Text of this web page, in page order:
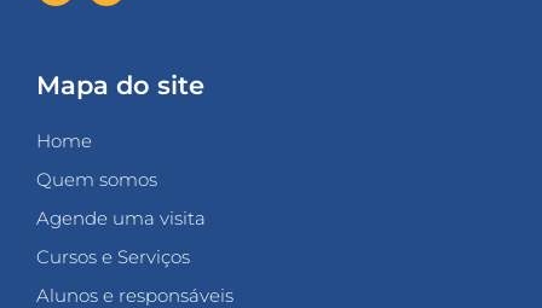
Mapa do site
Home
Quem somos
Agende uma visita
Cursos e Serviços
Alunos e responsáveis